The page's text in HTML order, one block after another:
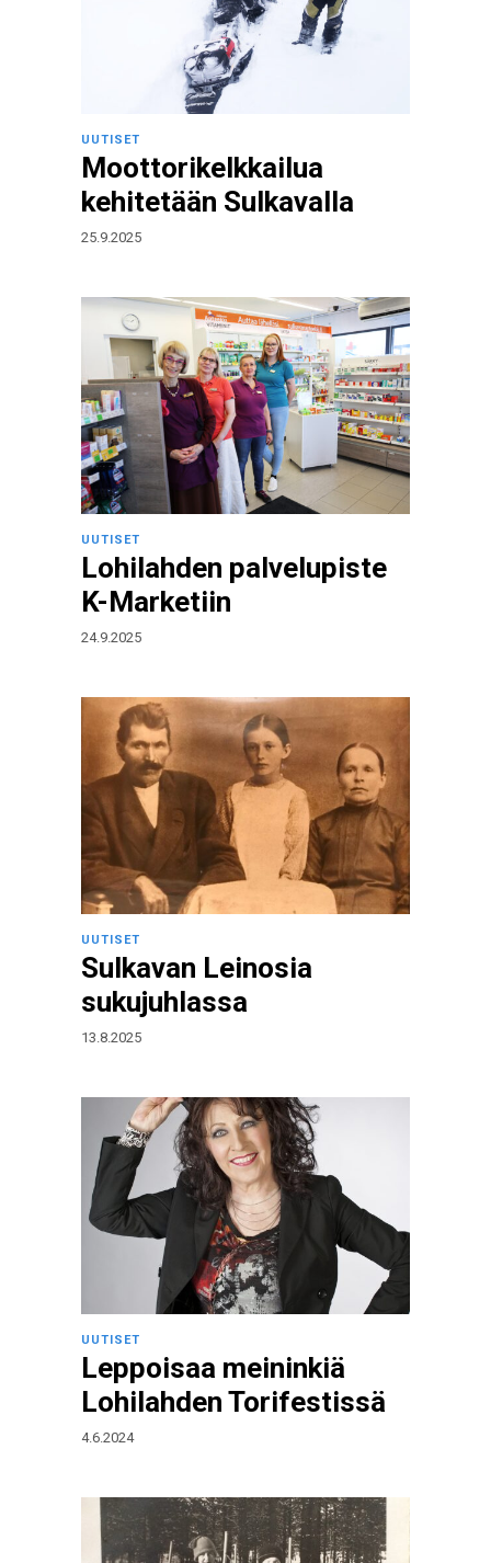
UUTISET
Moottorikelkkailua
kehitetään Sulkavalla
25.9.2025
UUTISET
Lohilahden palvelupiste
K-Marketiin
24.9.2025
UUTISET
Sulkavan Leinosia
sukujuhlassa
13.8.2025
UUTISET
Leppoisaa meininkiä
Lohilahden Torifestissä
4.6.2024